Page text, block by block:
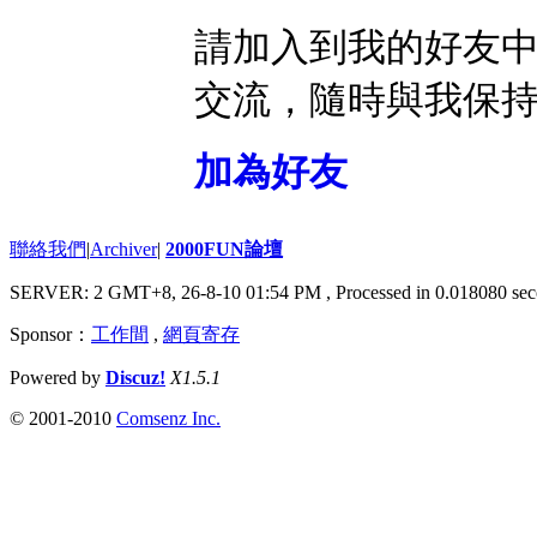
請加入到我的好友
交流，隨時與我保
加為好友
聯絡我們|Archiver| 2000FUN論壇
SERVER: 2 GMT+8, 26-8-10 01:54 PM , Processed in 0.018080
Sponsor： 工作間 , 網頁寄存
Powered by Discuz! X1.5.1
© 2001-2010 Comsenz Inc.